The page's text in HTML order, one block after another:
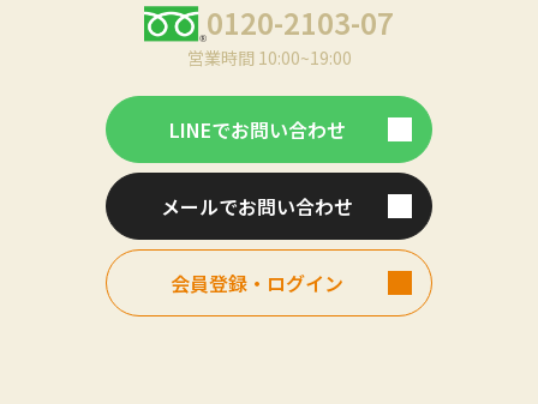
0120-2103-07
営業時間 10:00~19:00
LINEでお問い合わせ
メールでお問い合わせ
会員登録・ログイン